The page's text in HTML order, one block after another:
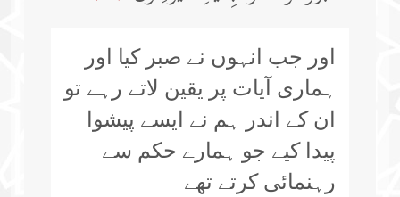
اور جب انہوں نے صبر کیا اور
ہماری آیات پر یقین لاتے رہے تو
ان کے اندر ہم نے ایسے پیشوا
پیدا کیے جو ہمارے حکم سے
رہنمائی کرتے تھے